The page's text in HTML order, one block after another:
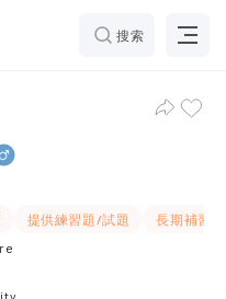
搜索
Tin Town Centre Tuition
提供練習題/試題
長期補習